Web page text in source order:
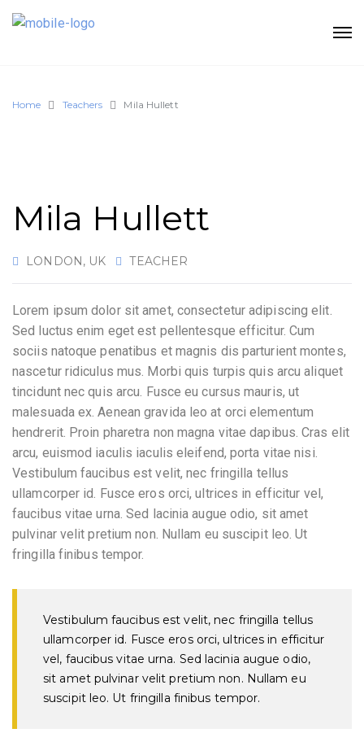
Home Teachers Mila Hullett
Mila Hullett
LONDON, UK TEACHER
Lorem ipsum dolor sit amet, consectetur adipiscing elit.
Sed luctus enim eget est pellentesque efficitur. Cum
sociis natoque penatibus et magnis dis parturient montes,
nascetur ridiculus mus. Morbi quis turpis quis arcu aliquet
tincidunt nec quis arcu. Fusce eu cursus mauris, ut
malesuada ex. Aenean gravida leo at orci elementum
hendrerit. Proin pharetra non magna vitae dapibus. Cras elit
arcu, euismod iaculis iaculis eleifend, porta vitae nisi.
Vestibulum faucibus est velit, nec fringilla tellus
ullamcorper id. Fusce eros orci, ultrices in efficitur vel,
faucibus vitae urna. Sed lacinia augue odio, sit amet
pulvinar velit pretium non. Nullam eu suscipit leo. Ut
fringilla finibus tempor.
Vestibulum faucibus est velit, nec fringilla tellus
ullamcorper id. Fusce eros orci, ultrices in efficitur
vel, faucibus vitae urna. Sed lacinia augue odio,
sit amet pulvinar velit pretium non. Nullam eu
suscipit leo. Ut fringilla finibus tempor.